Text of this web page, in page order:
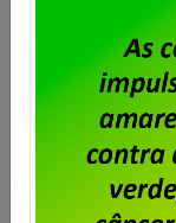
audiência de
trabalhadores e
RJ realizará
12h30m,
do Serpro no
Saiba mais